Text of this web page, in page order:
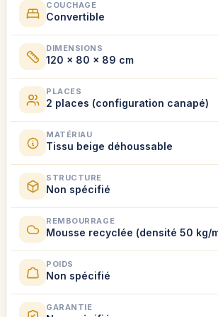
COUCHAGE
Convertible
DIMENSIONS
120 x 80 x 89 cm
PLACES
2 places (configuration canapé)
MATÉRIAU
Tissu beige déhoussable
STRUCTURE
Non spécifié
REMBOURRAGE
Mousse recyclée (densité 50 kg/
POIDS
Non spécifié
GARANTIE